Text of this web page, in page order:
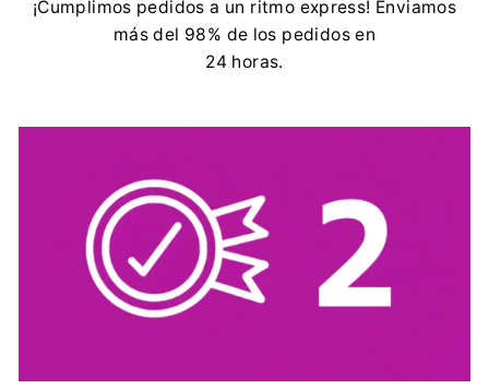
¡Cumplimos pedidos a un ritmo express! Enviamos
más del 98% de los pedidos en
24 horas.